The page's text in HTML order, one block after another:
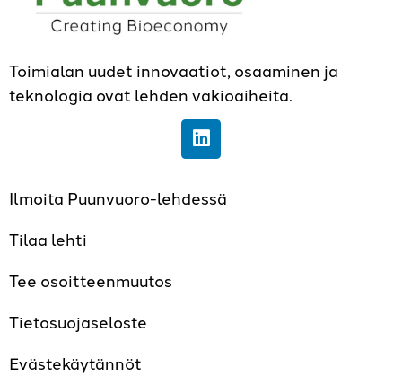
Toimialan uudet innovaatiot, osaaminen ja
teknologia ovat lehden vakioaiheita.
Ilmoita Puunvuoro-lehdessä
Tilaa lehti
Tee osoitteenmuutos
Tietosuojaseloste
Evästekäytännöt